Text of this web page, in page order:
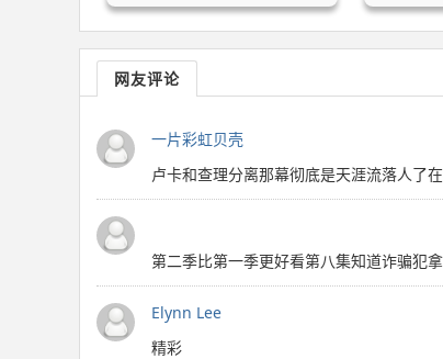
网友评论
一片彩虹贝壳
卢卡和查理分离那幕彻底是天涯流落人了
第二季比第一季更好看第八集知道诈骗犯
Elynn Lee
精彩